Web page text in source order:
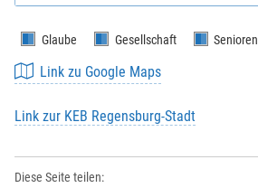
Glaube Gesellschaft Senioren
Link zu Google Maps
Link zur KEB Regensburg-Stadt
Diese Seite teilen: